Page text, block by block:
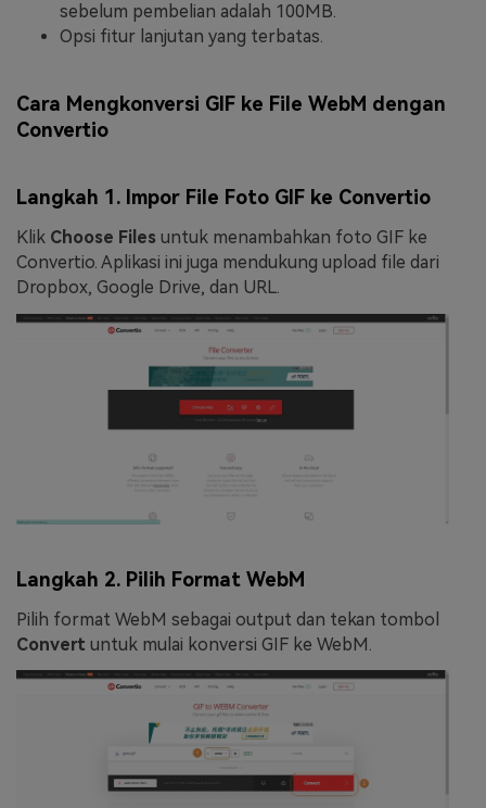
sebelum pembelian adalah 100MB.
Opsi fitur lanjutan yang terbatas.
Cara Mengkonversi GIF ke File WebM dengan
Convertio
Langkah 1. Impor File Foto GIF ke Convertio
Klik Choose Files untuk menambahkan foto GIF ke
Convertio. Aplikasi ini juga mendukung upload file dari
Dropbox, Google Drive, dan URL.
Langkah 2. Pilih Format WebM
Pilih format WebM sebagai output dan tekan tombol
Convert untuk mulai konversi GIF ke WebM.